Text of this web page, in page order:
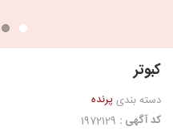
کبوتر
دسته بندیپرنده
کد آگهی :